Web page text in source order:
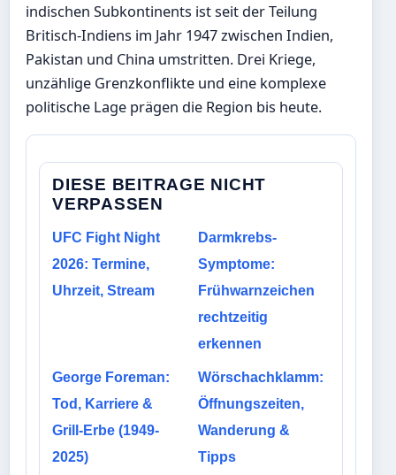
indischen Subkontinents ist seit der Teilung
Britisch-Indiens im Jahr 1947 zwischen Indien,
Pakistan und China umstritten. Drei Kriege,
unzählige Grenzkonflikte und eine komplexe
politische Lage prägen die Region bis heute.
DIESE BEITRAGE NICHT
VERPASSEN
UFC Fight Night
2026: Termine,
Uhrzeit, Stream
Darmkrebs-
Symptome:
Frühwarnzeichen
rechtzeitig
erkennen
George Foreman:
Tod, Karriere &
Grill-Erbe (1949-
2025)
Wörschachklamm:
Öffnungszeiten,
Wanderung &
Tipps